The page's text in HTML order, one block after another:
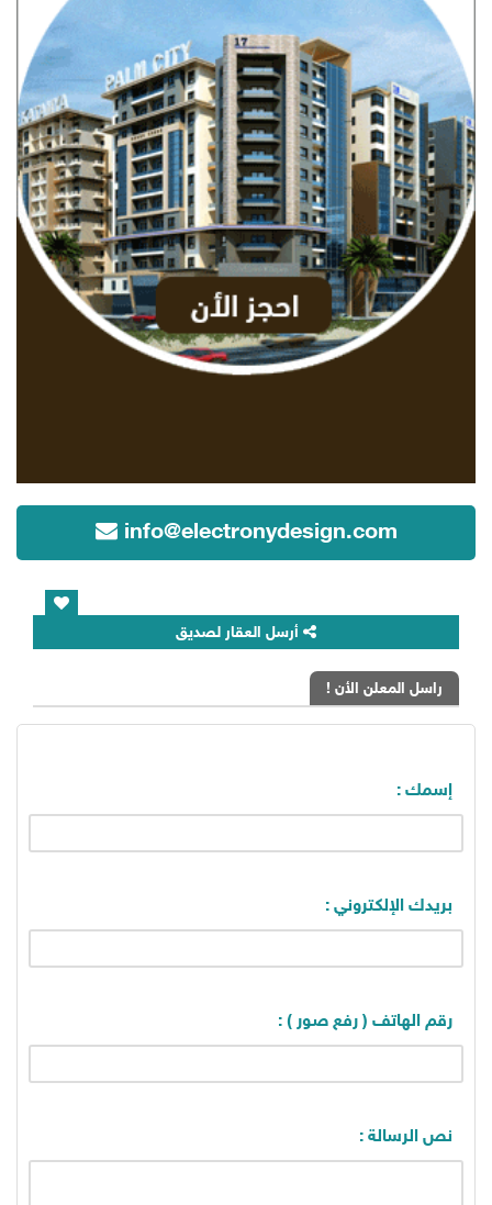
info@electronydesign.com
أرسل العقار لصديق
راسل المعلن الأن !
إسمك :
بريدك الإلكتروني :
رقم الهاتف ( رفع صور ) :
نص الرسالة :